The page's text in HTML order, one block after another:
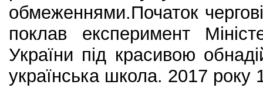
обмеженнями.Початок
поклав експеримент
України під красивою
українська школа. 2017 року